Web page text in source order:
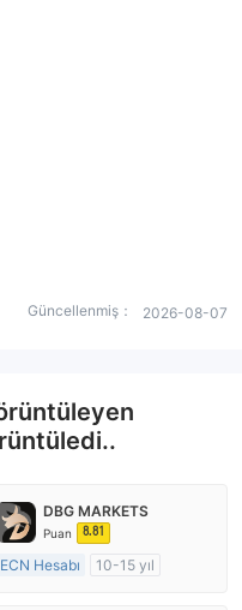
Güncellenmiş： 2026-08-07
DBG MARKETS
Puan 8.81
ECN Hesabı
10-15 yıl